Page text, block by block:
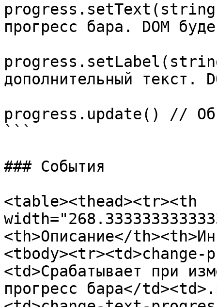
прогресс бара. DOM
дополнительный текст.
progress.update() //
```
### События
<table><thead><tr><th
<th>Описание</
<td>Срабатывает при
прогресс бара</